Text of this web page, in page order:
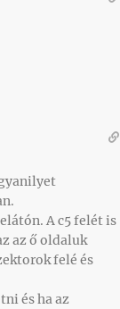
A c5 felét is
az ő oldaluk
felé és
és ha az